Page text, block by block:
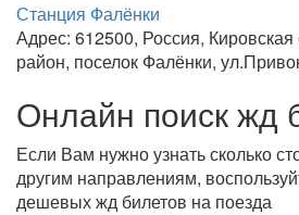
Станция Фалёнки
Адрес: 612500, Россия, Кировская
район, поселок Фалёнки,
Онлайн поиск жд
Если Вам нужно узнать сколько
другим направлениям,
дешевых жд билетов на поезда